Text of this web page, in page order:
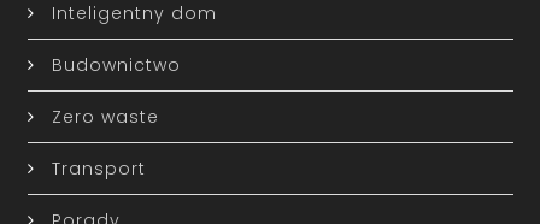
Inteligentny dom
Budownictwo
Zero waste
Transport